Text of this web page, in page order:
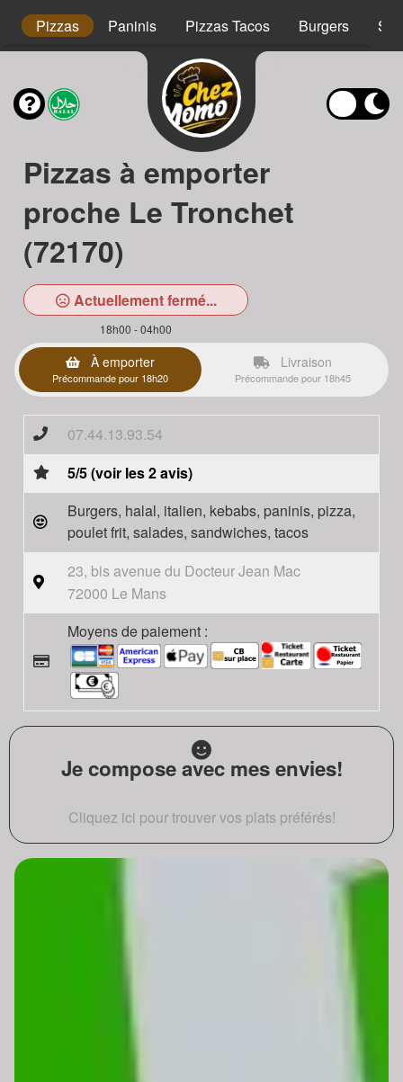
Pizzas Paninis Pizzas Tacos Burgers
Pizzas à emporter
proche Le Tronchet
(72170)
Actuellement fermé...
18h00 - 04h00
À emporter
Précommande pour 18h20
Livraison
Précommande pour 18h45
07.44.13.93.54
5/5 (voir les 2 avis)
Burgers, halal, italien, kebabs, paninis, pizza,
poulet frit, salades, sandwiches, tacos
23, bis avenue du Docteur Jean Mac
72000 Le Mans
Moyens de paiement :
Je compose avec mes envies!
Cliquez ici pour trouver vos plats préférés!